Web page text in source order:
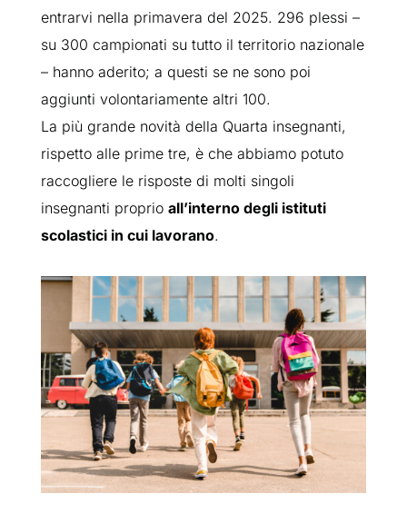
entrarvi nella primavera del 2025. 296 plessi –
su 300 campionati su tutto il territorio nazionale
– hanno aderito; a questi se ne sono poi
aggiunti volontariamente altri 100.
La più grande novità della Quarta insegnanti,
rispetto alle prime tre, è che abbiamo potuto
raccogliere le risposte di molti singoli
insegnanti proprio all’interno degli istituti
scolastici in cui lavorano.